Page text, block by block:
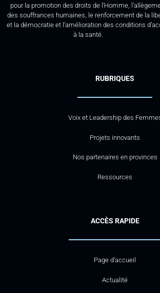
pour la promotion des droits de l’Homme,
des souffrances humaines, le renforcement de la
et la démocratie et l’amélioration des conditions
à la santé.
RUBRIQUES
Voix et Leadership des
Projets innovants
Nos partenaires en provinces
Ressources
ACCÈS RAPIDE
Page d’accueil
Actualité